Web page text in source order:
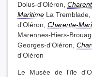
Dolus-d'Oléron,
Maritime La Tremblade,
d'Oléron, Charente-
Marennes-Hiers-
Georges-d'Oléron,
d'Oléron
Le Musée de l'île